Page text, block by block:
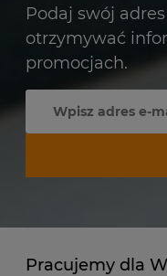
Podaj swój
otrzymywać
promocjach.
Pracujemy dla